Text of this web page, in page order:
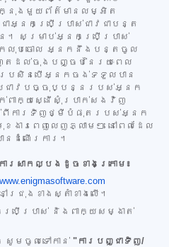
ក្នុងមួយព័ត៌មានលម្អិត
អ្នកប្រើប្រាស់ជាវជាបន្ត
។ សម្រាប់អ្នកប្រើប្រាស់
កលុបចោល អ្នកនឹងបន្តចូល
ល់ចុងបញ្ចប់នៃរយៈពេល
រសិនបើអ្នកចង់ទទួលបាន
លជាវបច្ចុប្បន្នរបស់អ្នក
ពាក្យស្នើសុំប្រាក់សងវិញ
ប់ពីការទិញថ្មីបំផុតរបស់អ្នក
រពេញលេញភ្លាមៗ នៅពេលដែល
ដំណើរការ។
រសាកល្បងដូចខាងក្រោម៖
ៅជ្រុងខាងស្តាំខាងលើ។
ប្រើប្រាស់ និងពាក្យសម្ងាត់
មចូលទៅកាន់ "ការបញ្ជាទិញ/